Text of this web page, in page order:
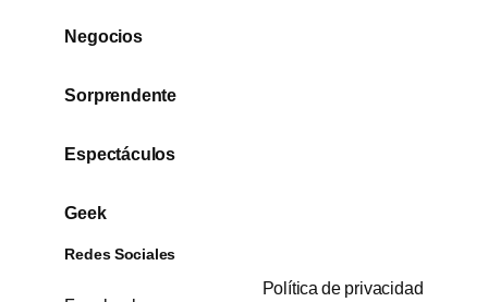
Negocios
Sorprendente
Espectáculos
Geek
Redes Sociales
Política de privacidad